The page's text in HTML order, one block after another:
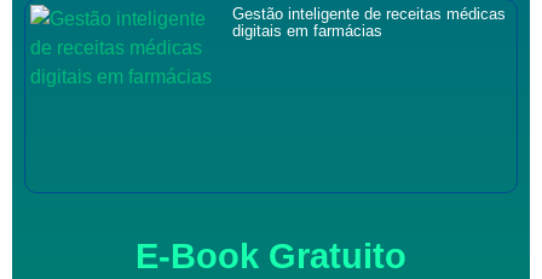
Gestão inteligente de receitas médicas
digitais em farmácias
E-Book Gratuito